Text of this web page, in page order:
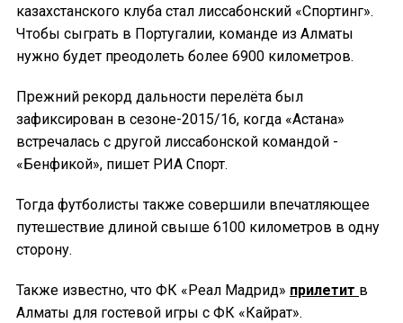
казахстанского клуба стал лиссабонский «Спортинг».
Чтобы сыграть в Португалии, команде из Алматы
нужно будет преодолеть более 6900 километров.
Прежний рекорд дальности перелёта был
зафиксирован в сезоне-2015/16, когда «Астана»
встречалась с другой лиссабонской командой -
«Бенфикой», пишет РИА Спорт.
Тогда футболисты также совершили впечатляющее
путешествие длиной свыше 6100 километров в одну
сторону.
Также известно, что ФК «Реал Мадрид» прилетит в
Алматы для гостевой игры с ФК «Кайрат».